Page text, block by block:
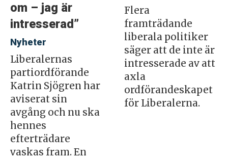
om – jag är
intresserad”
Nyheter
Liberalernas
partiordförande
Katrin Sjögren har
aviserat sin
avgång och nu ska
hennes
efterträdare
vaskas fram. En
Flera
framträdande
liberala politiker
säger att de inte är
intresserade av att
axla
ordförandeskapet
för Liberalerna.